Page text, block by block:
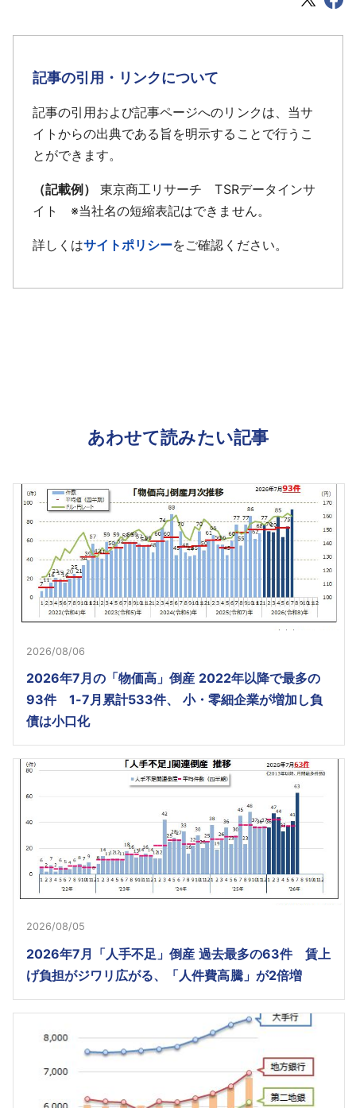
記事の引用・リンクについて
記事の引用および記事ページへのリンクは、当サ
イトからの出典である旨を明示することで行うこ
とができます。
（記載例）
東京商工リサーチ TSRデータインサ
イト ※当社名の短縮表記はできません。
詳しくはサイトポリシーをご確認ください。
あわせて読みたい記事
2026/08/06
2026年7月の「物価高」倒産 2022年以降で最多の
93件 1-7月累計533件、 小・零細企業が増加し負
債は小口化
2026/08/05
2026年7月「人手不足」倒産 過去最多の63件 賃上
げ負担がジワリ広がる、「人件費高騰」が2倍増